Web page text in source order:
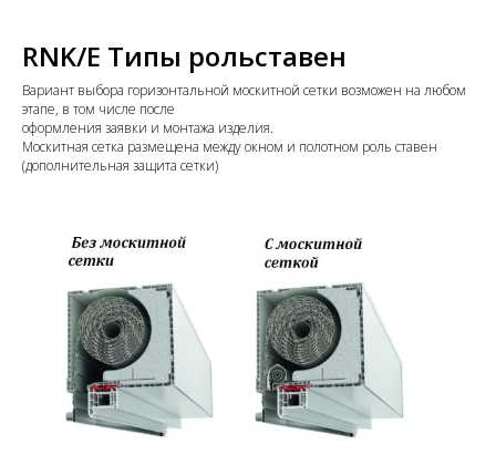
RNK/E Типы рольставен
Вариант выбора горизонтальной москитной сетки возможен на любом
этапе, в том числе после
оформления заявки и монтажа изделия.
Москитная сетка размещена между окном и полотном роль ставен
(дополнительная защита сетки)